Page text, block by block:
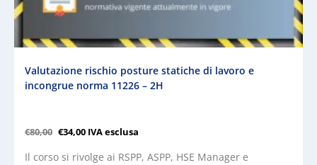
Valutazione rischio posture statiche di lavoro e
incongrue norma 11226 – 2H
€80,00 €34,00 IVA esclusa
Il corso si rivolge ai RSPP, ASPP, HSE Manager e